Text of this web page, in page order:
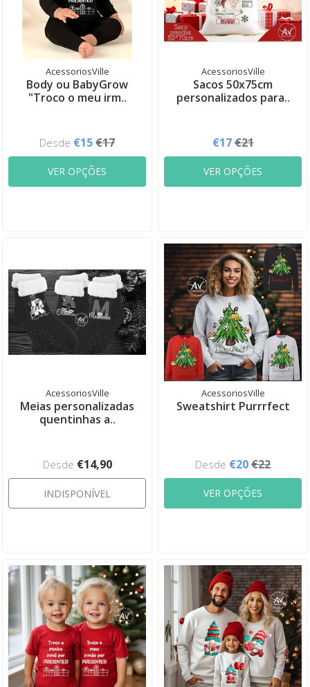
AcessoriosVille
Body ou BabyGrow
"Troco o meu irm..
Desde €15€17
VER OPÇÕES
AcessoriosVille
Sacos 50x75cm
personalizados para..
€17€21
VER OPÇÕES
AcessoriosVille
Meias personalizadas
quentinhas a..
Desde €14,90
INDISPONÍVEL
AcessoriosVille
Sweatshirt Purrrfect
Desde €20€22
VER OPÇÕES